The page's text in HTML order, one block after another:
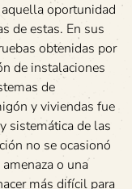
oportunidad
de estas. En sus
obtenidas por
de instalaciones
de
y viviendas fue
sistemática de las
no se ocasionó
o una
más difícil para